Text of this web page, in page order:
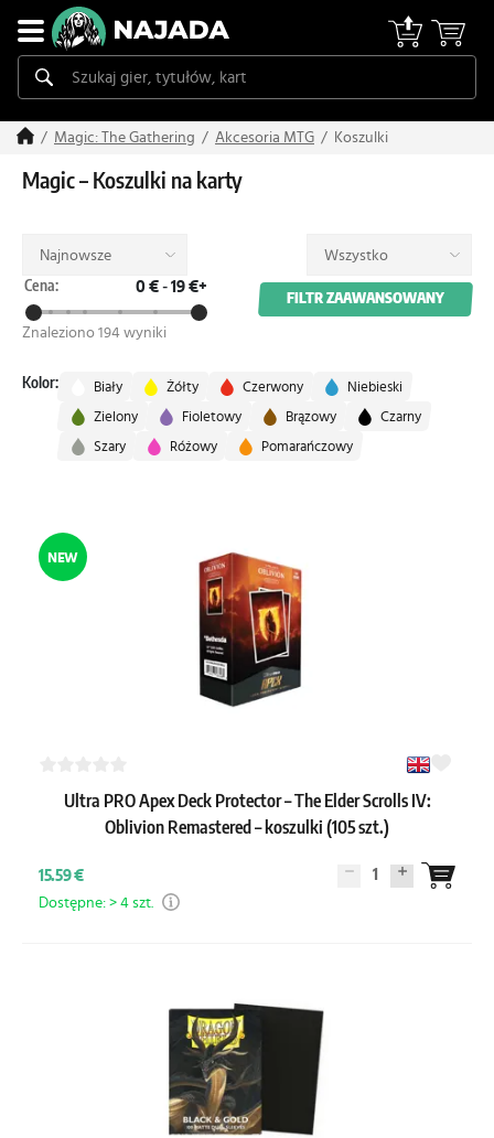
Magic: The Gathering Akcesoria MTG Koszulki
Magic – Koszulki na karty
Najnowsze
Wszystko
Cena:
0 € - 19 €+
FILTR ZAAWANSOWANY
Znaleziono 194 wyniki
Kolor: Biały Żółty Czerwony Niebieski
Zielony Fioletowy Brązowy Czarny
Szary Różowy Pomarańczowy
NEW
Ultra PRO Apex Deck Protector – The Elder Scrolls IV:
Oblivion Remastered – koszulki (105 szt.)
15.59 € 1
Dostępne: > 4 szt.